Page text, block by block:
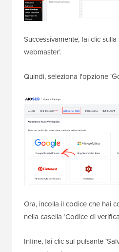
Successivamente, fai clic
webmaster’.
Quindi, seleziona l'opzione
Ora, incolla il codice che hai
nella casella ‘Codice di
Infine, fai clic sul pulsante